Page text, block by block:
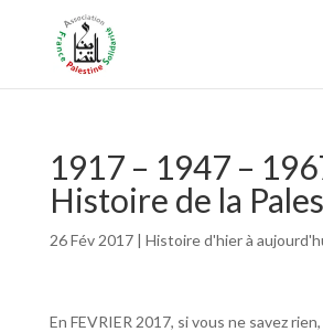
1917 – 1947 –
Histoire de la
26 Fév 2017| Histoire d'hier à
En FEVRIER 2017, si vous ne savez